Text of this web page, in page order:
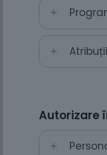
Atribuții
Autorizare